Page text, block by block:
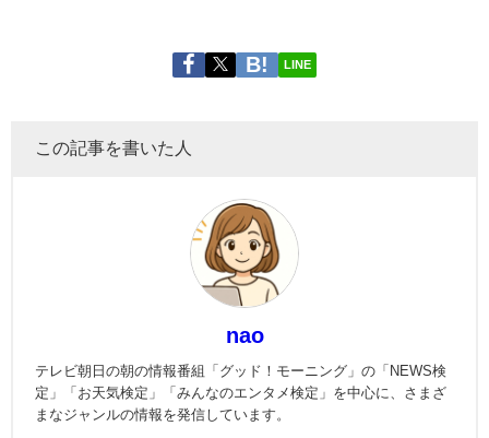
LINE
この記事を書いた人
nao
テレビ朝日の朝の情報番組「グッド！モーニング」の「NEWS検
定」「お天気検定」「みんなのエンタメ検定」を中心に、さまざ
まなジャンルの情報を発信しています。